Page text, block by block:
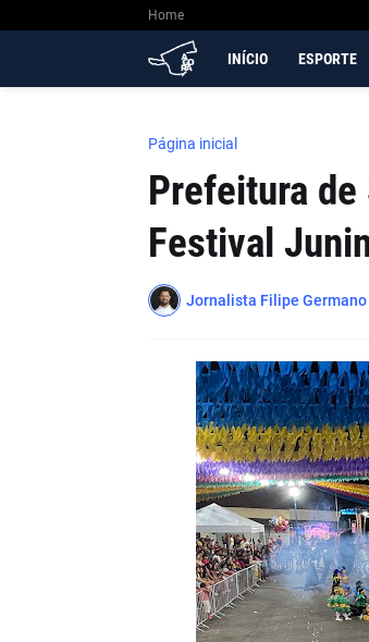
Home
INÍCIO ESPORTE
Página inicial
Prefeitura de
Festival
Jornalista Filipe Germano